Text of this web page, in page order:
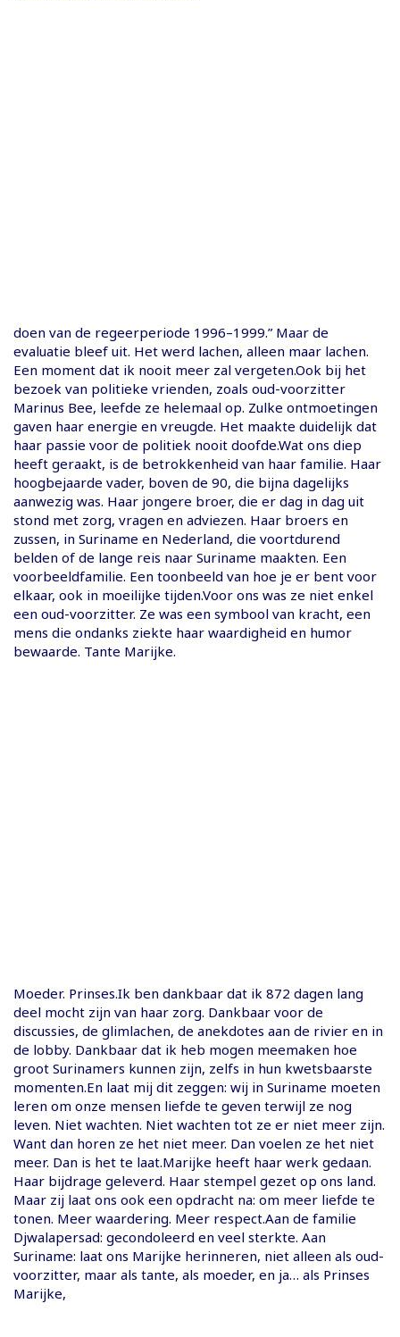
doen van de regeerperiode 1996–1999.” Maar de
evaluatie bleef uit. Het werd lachen, alleen maar lachen.
Een moment dat ik nooit meer zal vergeten.Ook bij het
bezoek van politieke vrienden, zoals oud-voorzitter
Marinus Bee, leefde ze helemaal op. Zulke ontmoetingen
gaven haar energie en vreugde. Het maakte duidelijk dat
haar passie voor de politiek nooit doofde.Wat ons diep
heeft geraakt, is de betrokkenheid van haar familie. Haar
hoogbejaarde vader, boven de 90, die bijna dagelijks
aanwezig was. Haar jongere broer, die er dag in dag uit
stond met zorg, vragen en adviezen. Haar broers en
zussen, in Suriname en Nederland, die voortdurend
belden of de lange reis naar Suriname maakten. Een
voorbeeldfamilie. Een toonbeeld van hoe je er bent voor
elkaar, ook in moeilijke tijden.Voor ons was ze niet enkel
een oud-voorzitter. Ze was een symbool van kracht, een
mens die ondanks ziekte haar waardigheid en humor
bewaarde. Tante Marijke.
Moeder. Prinses.Ik ben dankbaar dat ik 872 dagen lang
deel mocht zijn van haar zorg. Dankbaar voor de
discussies, de glimlachen, de anekdotes aan de rivier en in
de lobby. Dankbaar dat ik heb mogen meemaken hoe
groot Surinamers kunnen zijn, zelfs in hun kwetsbaarste
momenten.En laat mij dit zeggen: wij in Suriname moeten
leren om onze mensen liefde te geven terwijl ze nog
leven. Niet wachten. Niet wachten tot ze er niet meer zijn.
Want dan horen ze het niet meer. Dan voelen ze het niet
meer. Dan is het te laat.Marijke heeft haar werk gedaan.
Haar bijdrage geleverd. Haar stempel gezet op ons land.
Maar zij laat ons ook een opdracht na: om meer liefde te
tonen. Meer waardering. Meer respect.Aan de familie
Djwalapersad: gecondoleerd en veel sterkte. Aan
Suriname: laat ons Marijke herinneren, niet alleen als oud-
voorzitter, maar als tante, als moeder, en ja… als Prinses
Marijke,